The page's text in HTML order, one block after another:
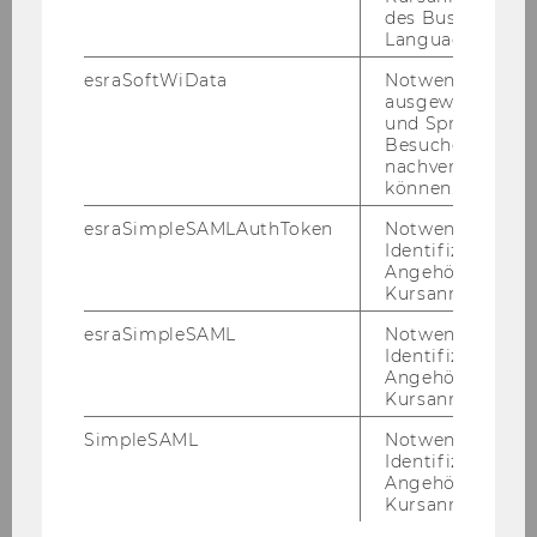
Fi­nanz­bil­dung als Schlüs­sel für ein selbst­
Mehr erfahren
Neu er­schie­nen
Originalbeitrag
Zinnatullin, Aidar, Barkela, Berend.
des Business
Language
esraSoftWiData
Notwendig um
ausgewählte
und
Besuchers
nachverfolgen
können.
esraSimpleSAMLAuthToken
Notwendig zur
Identifizierung
Angehörige/r für
Kursanmeldung.
esraSimpleSAML
Notwendig zur
Identifizierung
Angehörige/r für
Kursanmeldung.
SimpleSAML
Notwendig zur
Identifizierung
Angehörige/r für
Kursanmeldung.